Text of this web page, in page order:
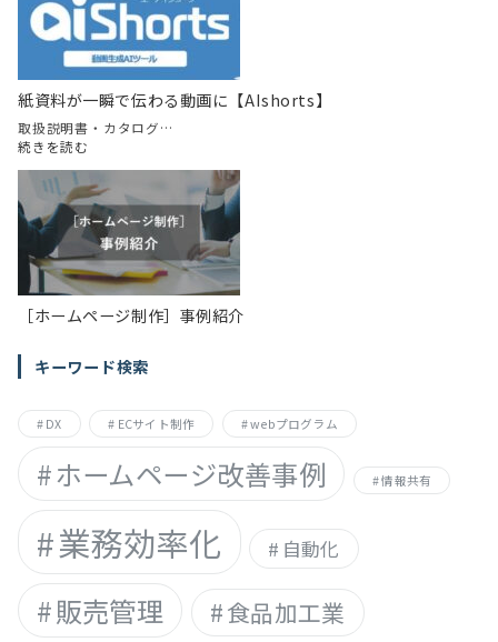
「IT
導
入
補
助
金」
の
内
紙資料が一瞬で伝わる動画に【AIshorts】
取扱説明書・カタログ…
続きを読む
資
料
が
一
瞬
で
伝
わ
画
【AIshorts】
［ホームページ制作］事例紹介
キーワード検索
DX ECサイト制作 webプログラム
ホームページ改善事例 情報共有
業務効率化 自動化
販売管理 食品加工業